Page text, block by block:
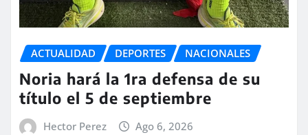
ACTUALIDAD DEPORTES NACIONALES
Noria hará la 1ra defensa de su
título el 5 de septiembre
Hector Perez Ago 6, 2026